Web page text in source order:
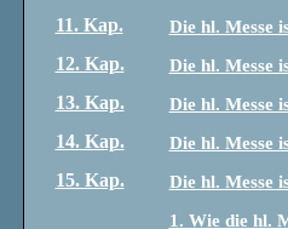
11. Kap. Die hl. Messe
12. Kap. Die hl. Messe
13. Kap. Die hl. Messe
14. Kap. Die hl. Messe
15. Kap.
Die hl. Messe
1. Wie die hl.